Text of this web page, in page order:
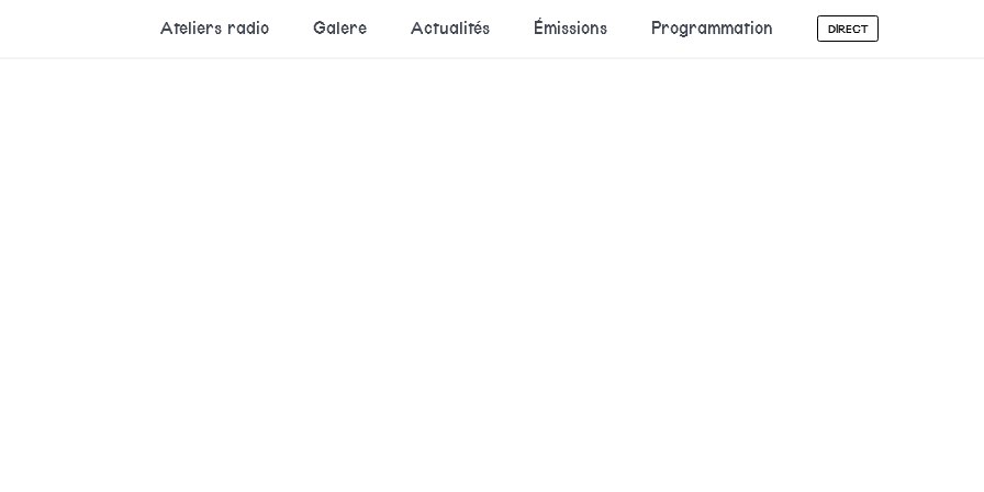
Ateliers radio Galere Actualités Émissions Programmation DIRECT